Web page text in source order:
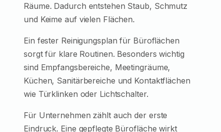
Räume. Dadurch entstehen Staub, Schmutz
und Keime auf vielen Flächen.
Ein fester Reinigungsplan für Büroflächen
sorgt für klare Routinen. Besonders wichtig
sind Empfangsbereiche, Meetingräume,
Küchen, Sanitärbereiche und Kontaktflächen
wie Türklinken oder Lichtschalter.
Für Unternehmen zählt auch der erste
Eindruck. Eine gepflegte Bürofläche wirkt